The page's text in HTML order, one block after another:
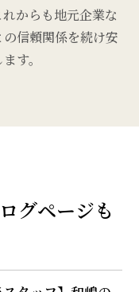
からも地元企業な
信頼関係を続け安
す。
グページも